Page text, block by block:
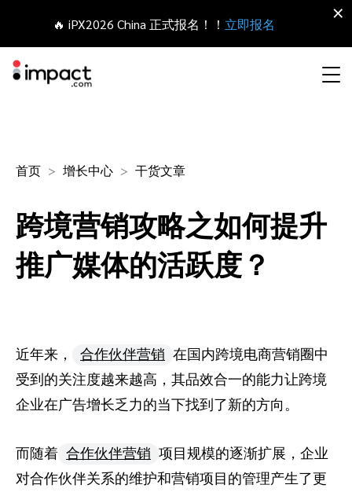
追踪 参与
保护 监控
推荐营销管理平台
助力品牌高效起量“老带新”计划
推荐营销
移动端合作伙伴
分析归因
SaaS合作伙伴营销
服务
网红合作伙伴
移动应用合作伙伴
Technology partners
Technology partners directory
出海生态观察
成功案例
iPX25 China 出海峰会
活动中心
PXA线上学院
新闻中心
可持续发展
Italiano
Français
🔥 iPX2026 China 正式报名！！ 立即报名
×
首页 增长中心 干货文章
跨境营销攻略之如何提升
推广媒体的活跃度？
近年来， 合作伙伴营销 在国内跨境电商营销圈中
受到的关注度越来越高，其品效合一的能力让跨境
企业在广告增长乏力的当下找到了新的方向。
而随着 合作伙伴营销 项目规模的逐渐扩展，企业
对合作伙伴关系的维护和营销项目的管理产生了更